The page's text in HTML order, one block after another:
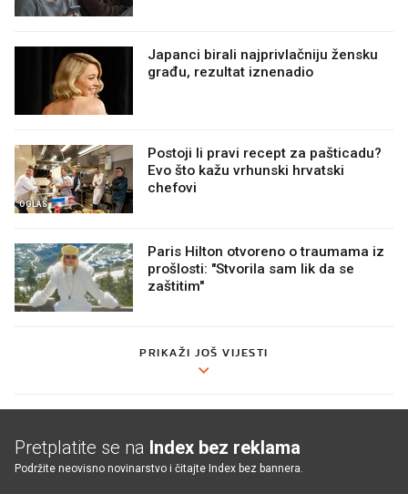
Japanci birali najprivlačniju žensku
građu, rezultat iznenadio
OGLAS
Postoji li pravi recept za pašticadu?
Evo što kažu vrhunski hrvatski
chefovi
Paris Hilton otvoreno o traumama iz
prošlosti: "Stvorila sam lik da se
zaštitim"
PRIKAŽI JOŠ VIJESTI
Pretplatite se na Index bez reklama
Podržite neovisno novinarstvo i čitajte Index bez bannera.